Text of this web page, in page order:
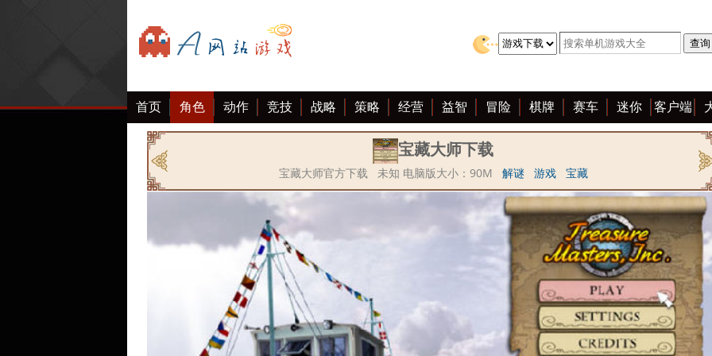
首页 角色 动作 竞技 战略 策略 经营 益智 冒险 棋牌 赛车 迷你 客户端
宝藏大师下载
宝藏大师官方下载 未知 电脑版大小：90M 解谜 游戏 宝藏